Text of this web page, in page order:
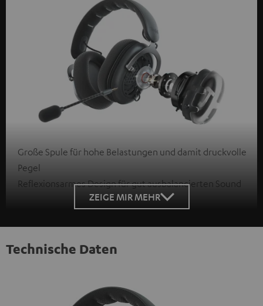
Große Spule für hohe Belastungen und damit druckvolle
Pegel
Reflexionsarmes Design für gut ausbalancierten Sound
ZEIGE MIR MEHR
Technische Daten